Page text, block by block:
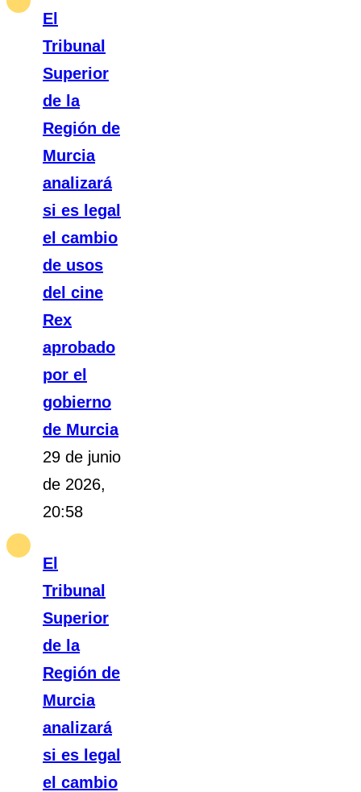
El
Tribunal
Superior
de la
Región de
Murcia
analizará
si es legal
el cambio
de usos
del cine
Rex
aprobado
por el
gobierno
de Murcia
29 de junio
de 2026,
20:58
El
Tribunal
Superior
de la
Región de
Murcia
analizará
si es legal
el cambio